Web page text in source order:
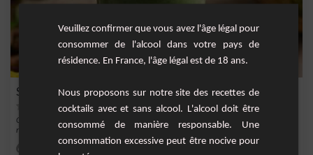
Smoothie Mangue-Épinard
Offrez-vous un moment de fraîcheur tout en bénéficiant des bienfaits
nutritionnels avec...
Veuillez confirmer que vous avez l'âge légal pour
consommer de l'alcool dans votre pays de
résidence. En France, l'âge légal est de 18 ans.
Nous proposons sur notre site des recettes de
cocktails avec et sans alcool. L'alcool doit être
consommé de manière responsable. Une
consommation excessive peut être nocive pour